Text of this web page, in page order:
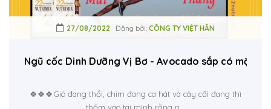
27/08/2022 Đăng bởi: CÔNG TY VIỆT HÂN
Ngũ cốc Dinh Dưỡng Vị Bơ - Avocado sắp có mặt
🍀🍀🍀Gió đang thổi, chim đang ca hát và cây cối đang thì